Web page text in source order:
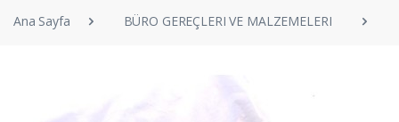
Ana Sayfa BÜRO GEREÇLERI VE MALZEMELERI